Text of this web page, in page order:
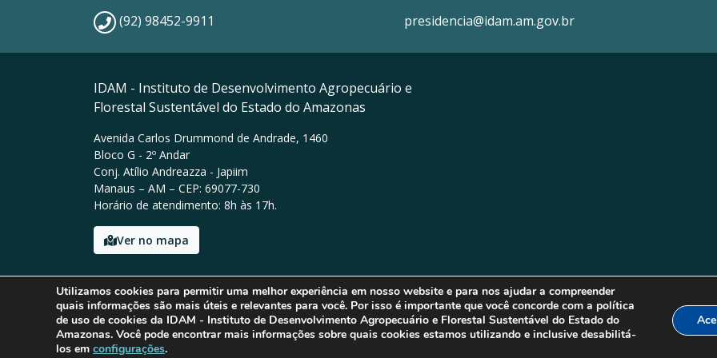
(92) 98452-9911 presidencia@idam.am.gov.br
IDAM - Instituto de Desenvolvimento Agropecuário e
Florestal Sustentável do Estado do Amazonas
Avenida Carlos Drummond de Andrade, 1460
Bloco G - 2º Andar
Conj. Atílio Andreazza - Japiim
Manaus – AM – CEP: 69077-730
Horário de atendimento: 8h às 17h.
Ver no mapa
Email: presidencia@idam.am.gov.br
Tel: (92) 98452-9911
Utilizamos cookies para permitir uma melhor experiência em nosso website e para nos ajudar a compreender
quais informações são mais úteis e relevantes para você. Por isso é importante que você concorde com a política
de uso de cookies da IDAM - Instituto de Desenvolvimento Agropecuário e Florestal Sustentável do Estado do
Amazonas. Você pode encontrar mais informações sobre quais cookies estamos utilizando e inclusive desabilitá-
los em configurações.